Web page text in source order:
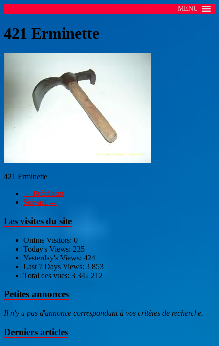
MENU
421 Erminette
421 Erminette
← Précédent
Suivant →
Les visites du site
Online Visitors: 0
Today's Views: 235
Yesterday's Views: 424
Last 7 Days Views: 3 853
Total des vues: 3 342 212
Petites annonces
Il n'y a pas d'annonce correspondant à vos critères de recherche.
Derniers articles